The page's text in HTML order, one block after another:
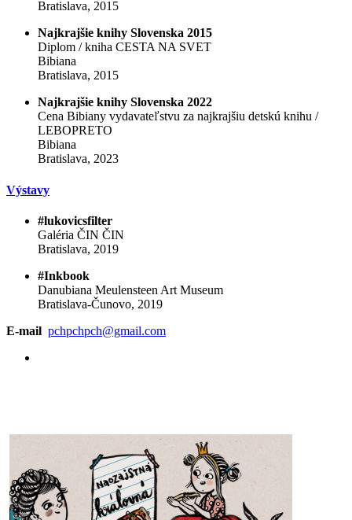
Bratislava, 2015
Najkrajšie knihy Slovenska 2015
Diplom / kniha CESTA NA SVET
Bibiana
Bratislava, 2015
Najkrajšie knihy Slovenska 2022
Cena Bibiany vydavateľstvu za najkrajšiu detskú knihu /
LEBOPRETO
Bibiana
Bratislava, 2023
Výstavy
#lukovicsfilter
Galéria ČIN ČIN
Bratislava, 2019
#Inkbook
Danubiana Meulensteen Art Museum
Bratislava-Čunovo, 2019
E-mail pchpchpch@gmail.com